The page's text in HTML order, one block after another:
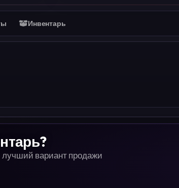
Инвентарь
вариант продажи